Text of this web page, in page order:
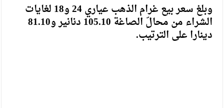
وبلغ سعر بيع غرام الذهب عياري 24 و18 لغايات
الشراء من محالّ الصاغة 105.10 دنانير و81.10
دينارا على الترتيب.